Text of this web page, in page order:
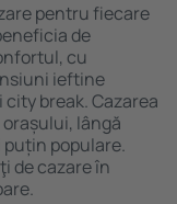
pentru fiecare
de
cu
ieftine
break. Cazarea
lângă
populare.
de cazare în